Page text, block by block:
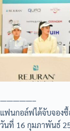
—————–
แฟนกอล์ฟได้จับจองซื้
วันที่ 16 กุมภาพันธ์